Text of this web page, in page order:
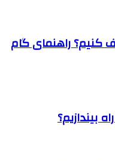
کنیم؟ راهنمای گام
بیندازیم؟